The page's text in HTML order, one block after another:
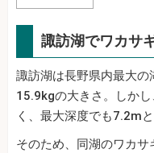
諏訪湖でワカサ
諏訪湖は長野県内最大
15.9kgの大きさ。しか
く、最大深度でも7.2mと
そのため、同湖のワカ